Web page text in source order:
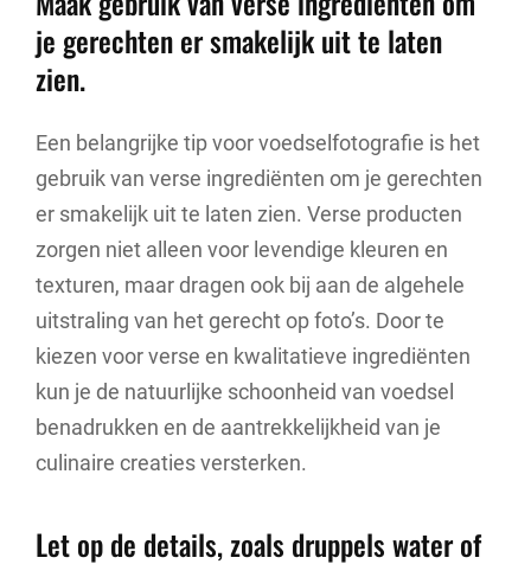
je gerechten er smakelijk uit te laten
zien.
Een belangrijke tip voor voedselfotografie is het
gebruik van verse ingrediënten om je gerechten
er smakelijk uit te laten zien. Verse producten
zorgen niet alleen voor levendige kleuren en
texturen, maar dragen ook bij aan de algehele
uitstraling van het gerecht op foto’s. Door te
kiezen voor verse en kwalitatieve ingrediënten
kun je de natuurlijke schoonheid van voedsel
benadrukken en de aantrekkelijkheid van je
culinaire creaties versterken.
Let op de details, zoals druppels water of